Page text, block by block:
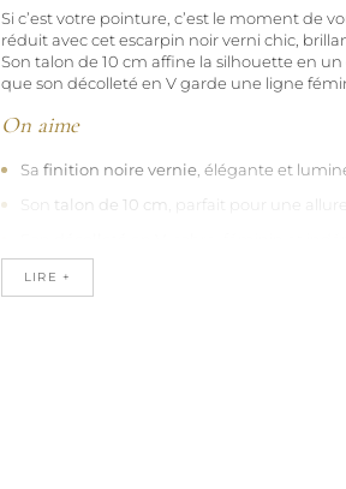
Si c’est votre pointure, c’est le moment de
réduit avec cet escarpin noir verni chic,
Son talon de 10 cm affine la silhouette en
que son décolleté en V garde une ligne
On aime
Sa finition noire vernie , élégante et
talon de 10 cm , parfait pour une
Sonstyle classique
tenue habillée.
LIRE +